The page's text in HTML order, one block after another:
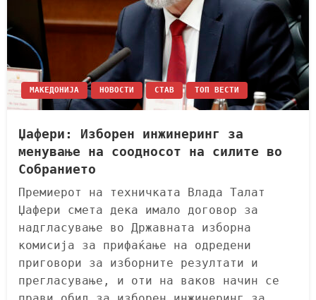
МАКЕДОНИЈА НОВОСТИ СТАВ ТОП ВЕСТИ
Џафери: Изборен инжинеринг за
менување на соодносот на силите во
Собранието
Премиерот на техничката Влада Талат
Џафери смета дека имало договор за
надгласување во Државната изборна
комисија за прифаќање на одредени
приговори за изборните резултати и
прегласување, и оти на ваков начин се